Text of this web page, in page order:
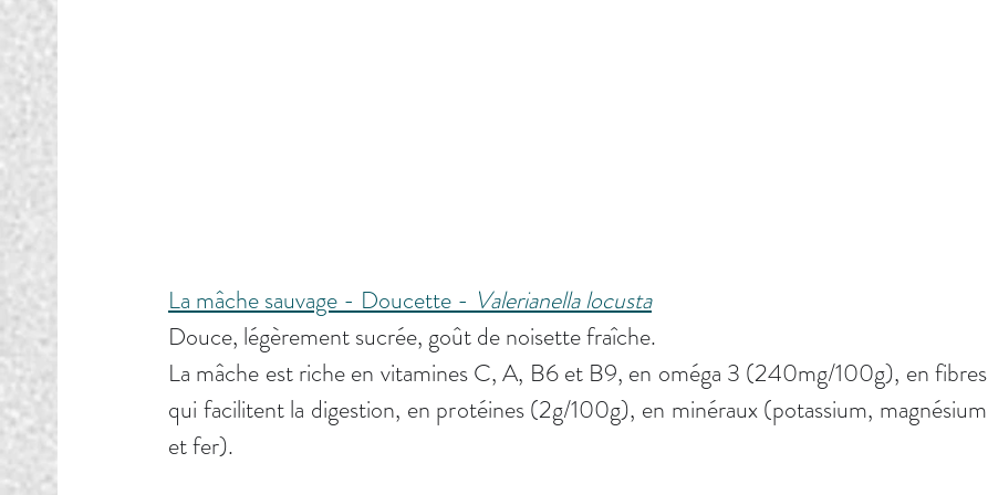
La mâche sauvage - Doucette - Valerianella locusta
Douce, légèrement sucrée, goût de noisette fraîche.
La mâche est riche en vitamines C, A, B6 et B9, en oméga 3 (240mg/100g), en fibres
qui facilitent la digestion, en protéines (2g/100g), en minéraux (potassium, magnésium
et fer).